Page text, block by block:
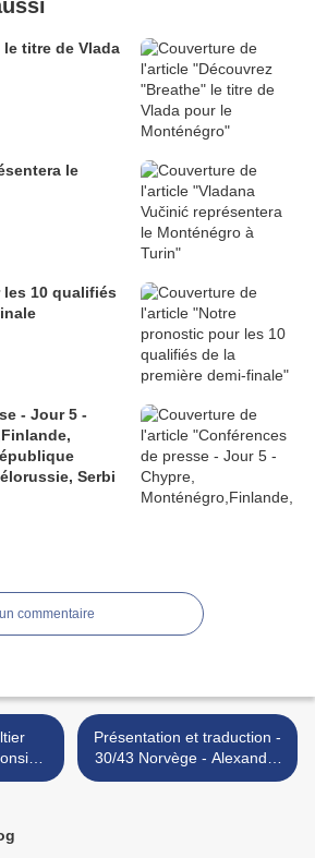
titre de Vlada
le
10 qualifiés
- Jour 5 -
Serbi
commentaire
Présentation et traduction -
30/43 Norvège - Alexander
RYbak - That's how you